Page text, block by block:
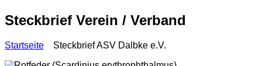
Steckbrief Verein / Verband
Startseite Steckbrief ASV Dalbke e.V.